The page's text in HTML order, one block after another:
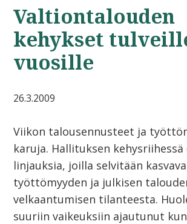
Valtiontalouden
kehykset
vuosille
26.3.2009
Viikon talousennusteet ja
karuja. Hallituksen
linjauksia, joilla selvitään
työttömyyden ja julkisen
velkaantumisen tilanteesta.
suuriin vaikeuksiin ajautunut